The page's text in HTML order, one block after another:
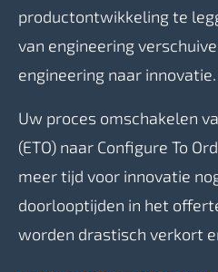
productontwikkeling te
van engineering
engineering naar innovatie.
Uw proces omschakelen
(ETO) naar Configure To
meer tijd voor innovatie
doorlooptijden in het
worden drastisch verkort